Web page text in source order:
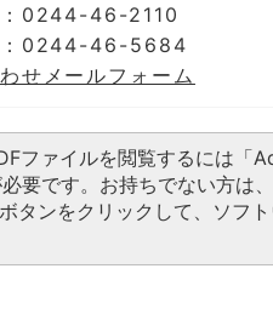
：0244-46-2110
：0244-46-5684
せメールフォーム
ファイルを閲覧するには「
要です。お持ちでない方は
タンをクリックして、ソフ